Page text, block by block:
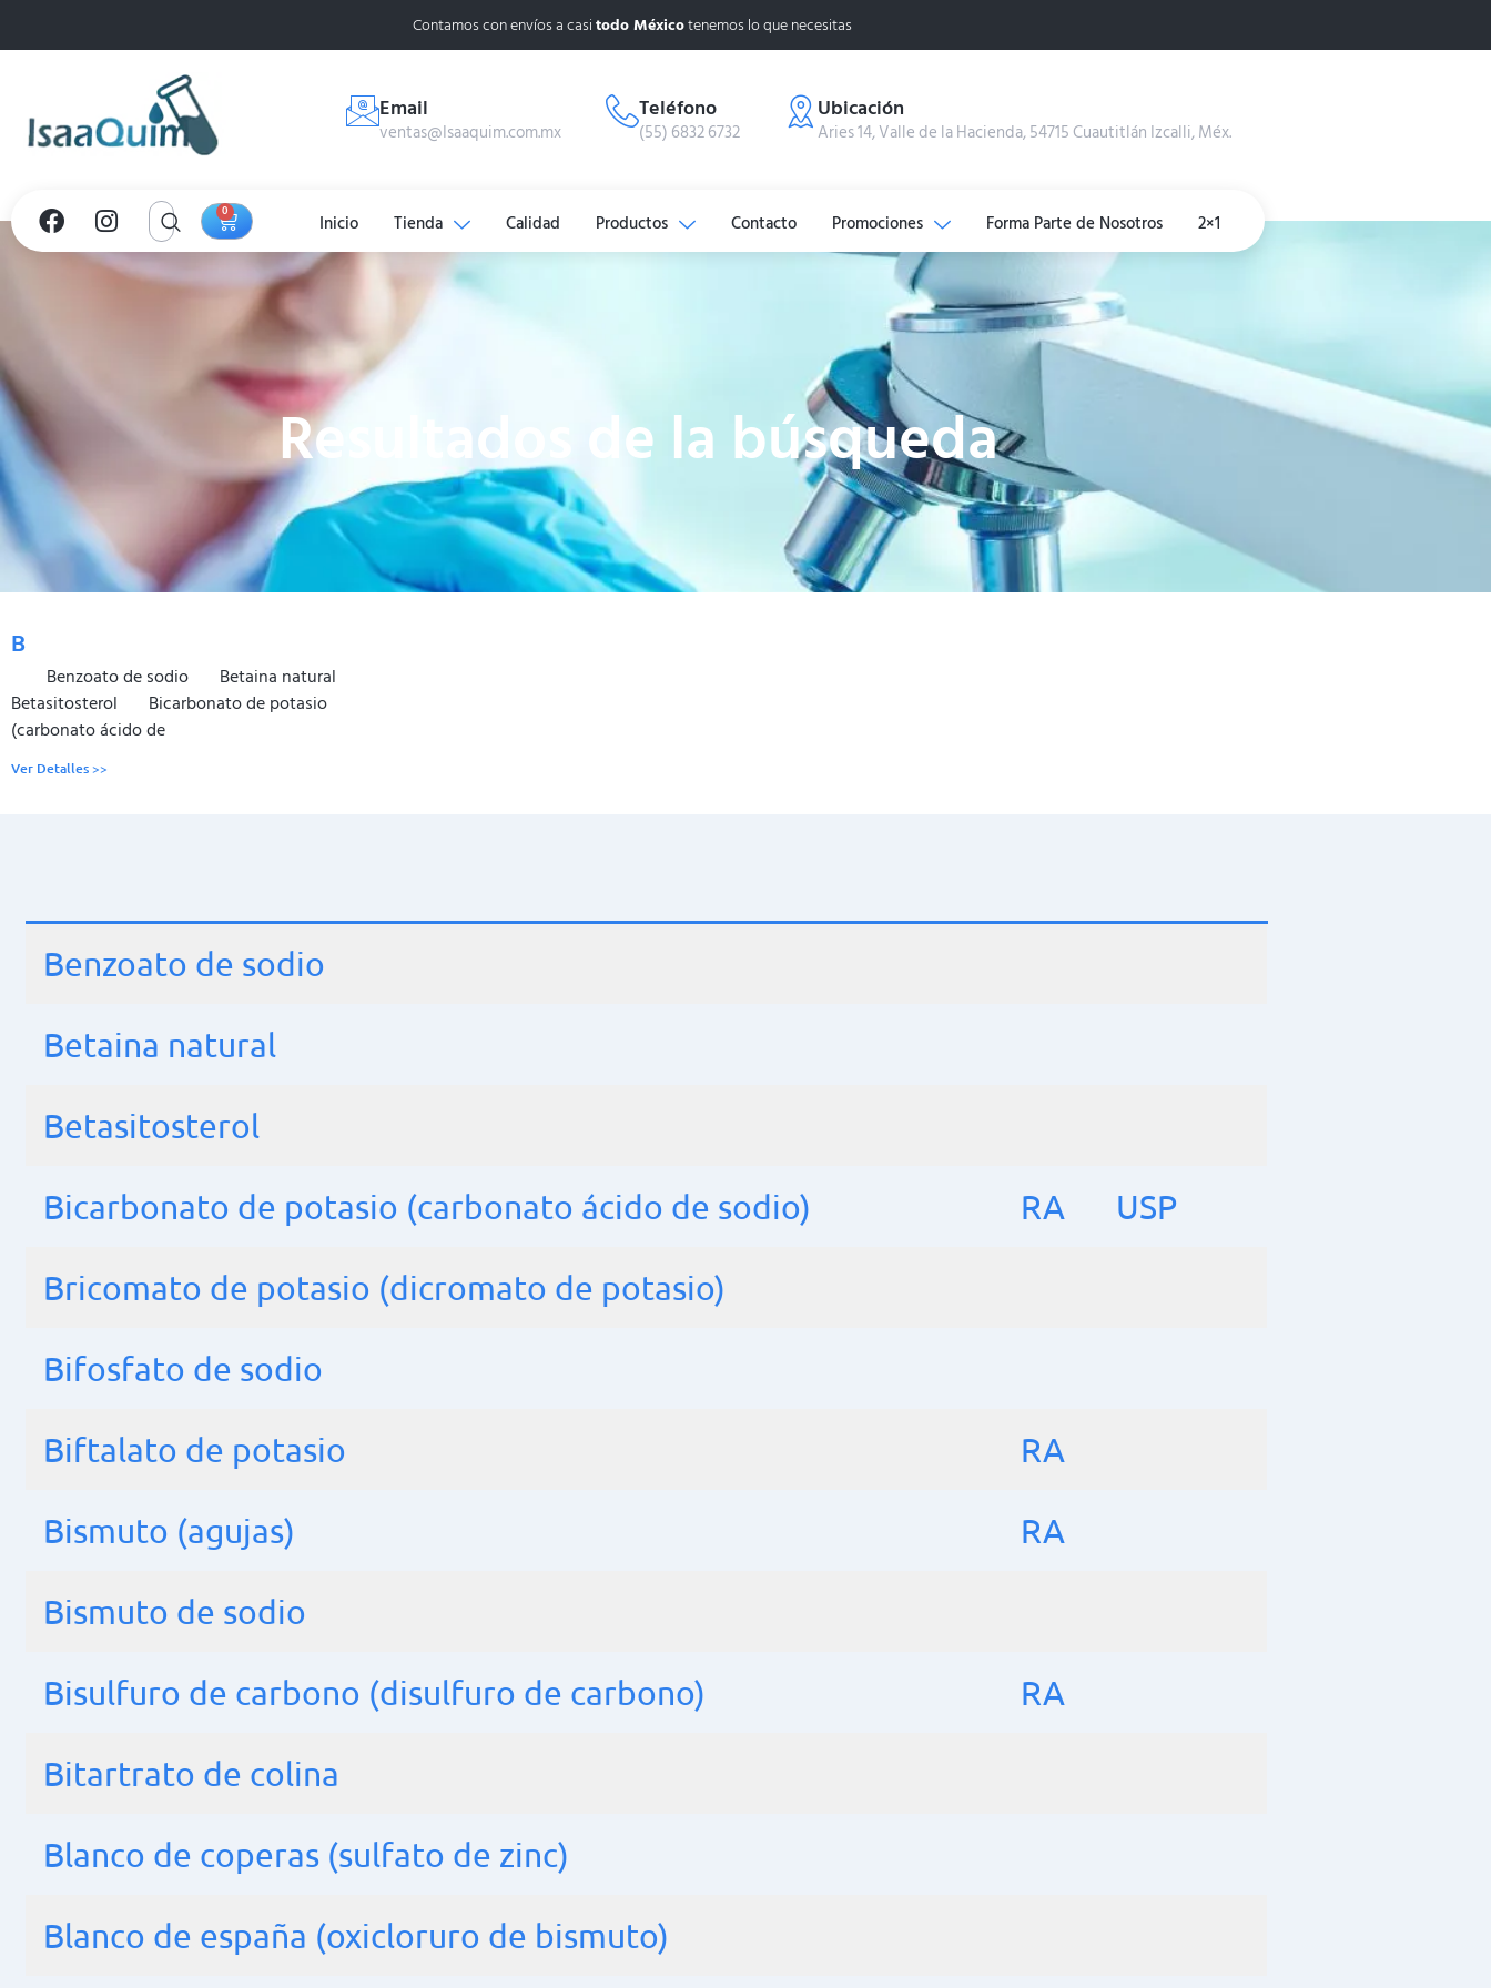
Contamos con envíos a casitodo Méxicotenemos lo que necesitas
Email
ventas@Isaaquim.com.mx
Teléfono
(55) 6832 6732
Ubicación
Aries 14, Valle de la Hacienda, 54715 Cuautitlán Izcalli, Méx.
0 Inicio Tienda Calidad Productos Contacto Promociones Forma Parte de Nosotros 2×1
Resultados de la búsqueda
B
Benzoato de sodio Betaina natural
Betasitosterol Bicarbonato de potasio
(carbonato ácido de
Ver Detalles >>
Benzoato de sodio
Betaina natural
Betasitosterol
Bicarbonato de potasio (carbonato ácido de sodio) RA USP
Bricomato de potasio (dicromato de potasio)
Bifosfato de sodio
Biftalato de potasio RA
Bismuto (agujas) RA
Bismuto de sodio
Bisulfuro de carbono (disulfuro de carbono) RA
Bitartrato de colina
Blanco de coperas (sulfato de zinc)
Blanco de españa (oxicloruro de bismuto)